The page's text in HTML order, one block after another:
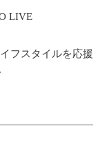
LIVE
フスタイルを応援